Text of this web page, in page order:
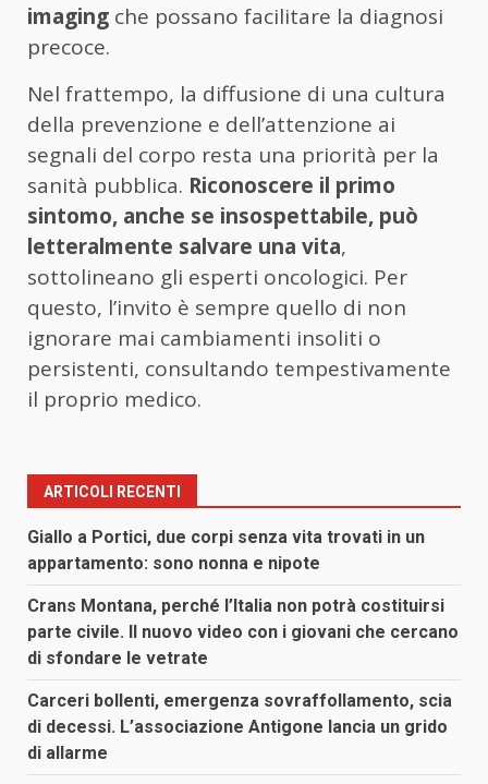
imaging che possano facilitare la diagnosi
precoce.
Nel frattempo, la diffusione di una cultura
della prevenzione e dell’attenzione ai
segnali del corpo resta una priorità per la
sanità pubblica. Riconoscere il primo
sintomo, anche se insospettabile, può
letteralmente salvare una vita,
sottolineano gli esperti oncologici. Per
questo, l’invito è sempre quello di non
ignorare mai cambiamenti insoliti o
persistenti, consultando tempestivamente
il proprio medico.
ARTICOLI RECENTI
Giallo a Portici, due corpi senza vita trovati in un
appartamento: sono nonna e nipote
Crans Montana, perché l’Italia non potrà costituirsi
parte civile. Il nuovo video con i giovani che cercano
di sfondare le vetrate
Carceri bollenti, emergenza sovraffollamento, scia
di decessi. L’associazione Antigone lancia un grido
di allarme